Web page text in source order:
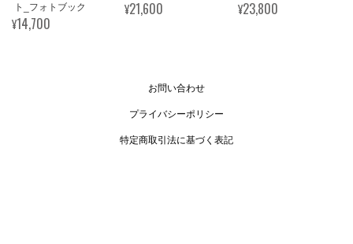
ト_フォトブック
¥14,700
¥21,600 ¥23,800
お問い合わせ
プライバシーポリシー
特定商取引法に基づく表記